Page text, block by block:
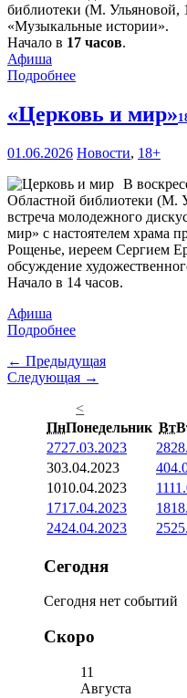
библиотеки (М. Ульяновой,
«Музыкальные истории».
Начало в 17 часов.
Афиша
Подробнее
«Церковь и мир»
01.06.2026 Новости, 18+
В
Областной библиотеки (М.
встреча молодежного
мир» с настоятелем храма
Рощенье, иереем Сергием
обсуждение
Начало в 14 часов.
Афиша
Подробнее
← Предыдущая
Следующая →
<
ПнПонедельник Вт
2727.03.2023 28
303.04.2023 4
1010.04.2023 11
1717.04.2023 18
2424.04.2023 25
Сегодня
Сегодня нет событий
Скоро
11
Августа